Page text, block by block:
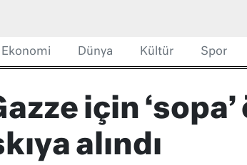
Ekonomi Dünya Kültür Spor
için
alındı